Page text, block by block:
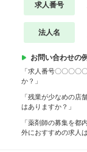
求人番号
法人名
お問い合わせの例
「求人番号〇〇〇〇
か？」
「残業が少なめの店
はありますか？」
「薬剤師の募集を都
外におすすめの求人